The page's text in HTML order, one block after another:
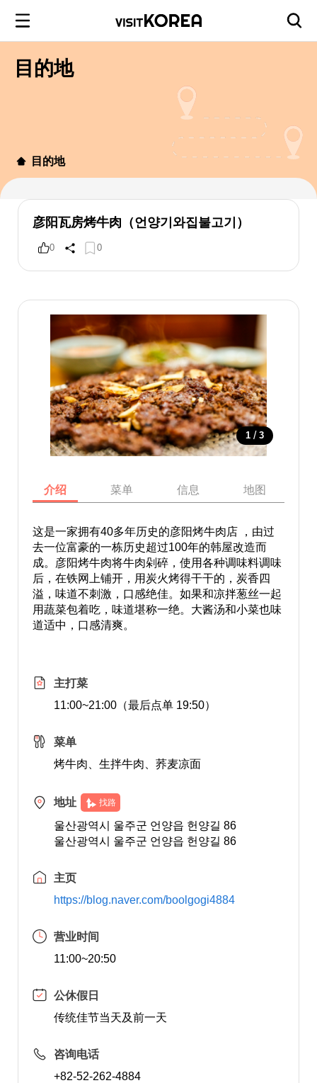
目的地
目的地
彦阳瓦房烤牛肉（언양기와집불고기）
0 0
1 / 3
介绍 菜单 信息 地图
这是一家拥有40多年历史的彦阳烤牛肉店 ，由过
去一位富豪的一栋历史超过100年的韩屋改造而
成。彦阳烤牛肉将牛肉剁碎，使用各种调味料调味
后，在铁网上铺开，用炭火烤得干干的，炭香四
溢，味道不刺激，口感绝佳。如果和凉拌葱丝一起
用蔬菜包着吃，味道堪称一绝。大酱汤和小菜也味
道适中，口感清爽。
主打菜
11:00~21:00（最后点单 19:50）
菜单
烤牛肉、生拌牛肉、荞麦凉面
地址 找路
울산광역시 울주군 언양읍 헌양길 86
울산광역시 울주군 언양읍 헌양길 86
主页
https://blog.naver.com/boolgogi4884
营业时间
11:00~20:50
公休假日
传统佳节当天及前一天
咨询电话
+82-52-262-4884